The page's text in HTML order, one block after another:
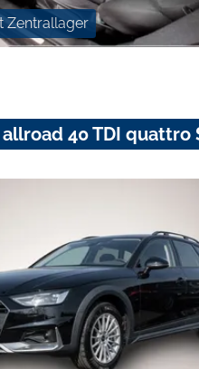
Zentrallager
allroad 40 TDI quattro